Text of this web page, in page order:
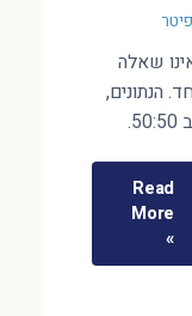
פיטר
שאלה
הנתונים,
Read
More
»